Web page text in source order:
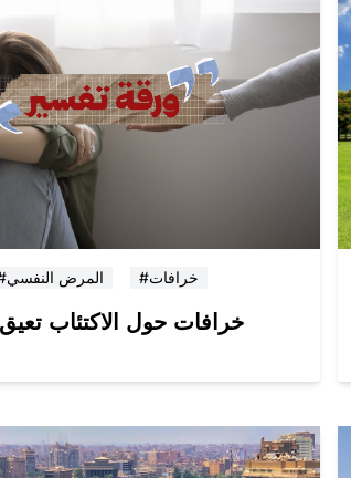
#المرض النفسي #خرافات
خرافات حول الاكتئاب تعيق